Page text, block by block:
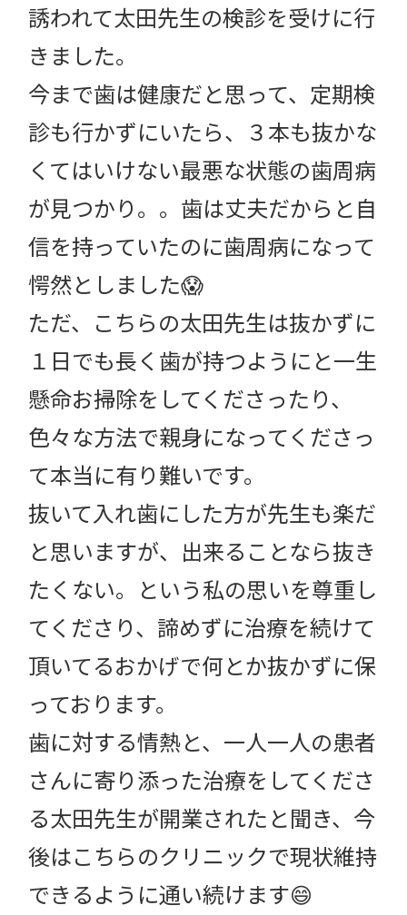
誘われて太田先生の検診を受けに行
きました。
今まで歯は健康だと思って、定期検
診も行かずにいたら、３本も抜かな
くてはいけない最悪な状態の歯周病
が見つかり。。歯は丈夫だからと自
信を持っていたのに歯周病になって
愕然としました😱
ただ、こちらの太田先生は抜かずに
１日でも長く歯が持つようにと一生
懸命お掃除をしてくださったり、
色々な方法で親身になってくださっ
て本当に有り難いです。
抜いて入れ歯にした方が先生も楽だ
と思いますが、出来ることなら抜き
たくない。という私の思いを尊重し
てくださり、諦めずに治療を続けて
頂いてるおかげで何とか抜かずに保
っております。
歯に対する情熱と、一人一人の患者
さんに寄り添った治療をしてくださ
る太田先生が開業されたと聞き、今
後はこちらのクリニックで現状維持
できるように通い続けます😄